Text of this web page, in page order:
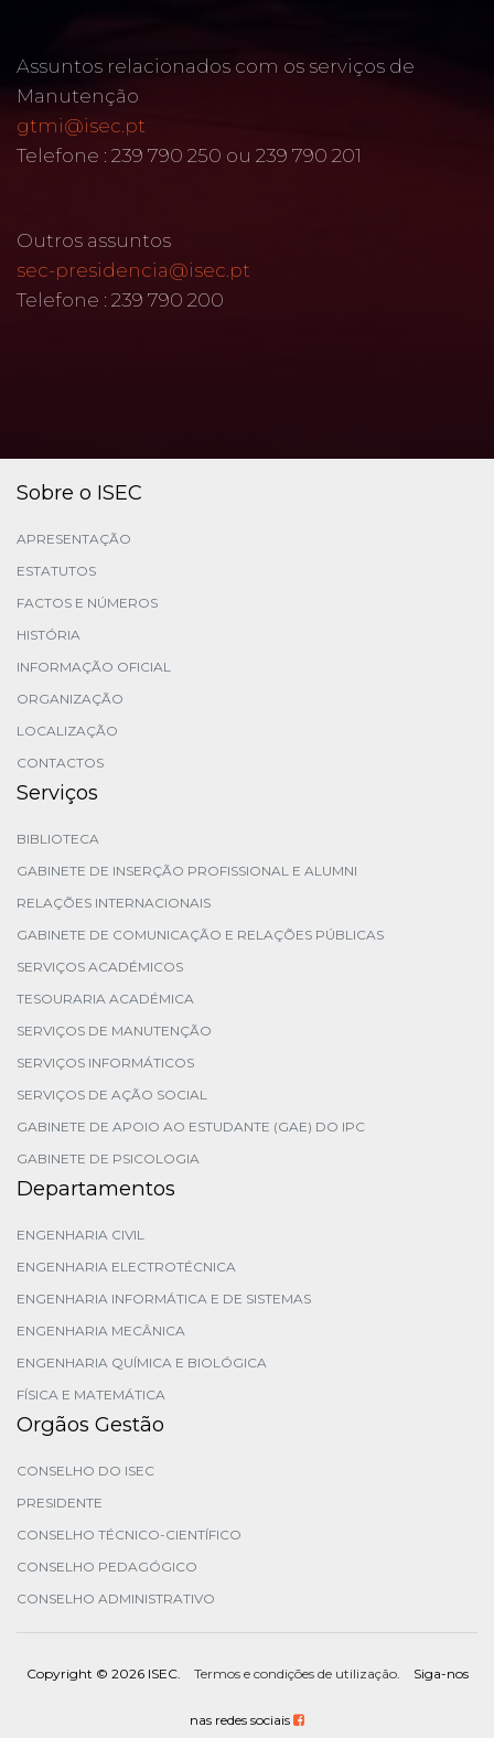
Assuntos relacionados com os serviços de
Manutenção
gtmi@isec.pt
Telefone : 239 790 250 ou 239 790 201
Outros assuntos
sec-presidencia@isec.pt
Telefone : 239 790 200
Sobre o ISEC
APRESENTAÇÃO
ESTATUTOS
FACTOS E NÚMEROS
HISTÓRIA
INFORMAÇÃO OFICIAL
ORGANIZAÇÃO
LOCALIZAÇÃO
CONTACTOS
Serviços
BIBLIOTECA
GABINETE DE INSERÇÃO PROFISSIONAL E ALUMNI
RELAÇÕES INTERNACIONAIS
GABINETE DE COMUNICAÇÃO E RELAÇÕES PÚBLICAS
SERVIÇOS ACADÉMICOS
TESOURARIA ACADÉMICA
SERVIÇOS DE MANUTENÇÃO
SERVIÇOS INFORMÁTICOS
SERVIÇOS DE AÇÃO SOCIAL
GABINETE DE APOIO AO ESTUDANTE (GAE) DO IPC
GABINETE DE PSICOLOGIA
Departamentos
ENGENHARIA CIVIL
ENGENHARIA ELECTROTÉCNICA
ENGENHARIA INFORMÁTICA E DE SISTEMAS
ENGENHARIA MECÂNICA
ENGENHARIA QUÍMICA E BIOLÓGICA
FÍSICA E MATEMÁTICA
Orgãos Gestão
CONSELHO DO ISEC
PRESIDENTE
CONSELHO TÉCNICO-CIENTÍFICO
CONSELHO PEDAGÓGICO
CONSELHO ADMINISTRATIVO
Copyright © 2026 ISEC. Termos e condições de utilização. Siga-nos
nas redes sociais